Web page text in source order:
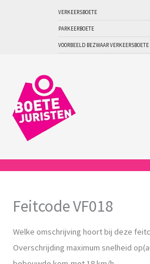
VERKEERSBOETE
PARKEERBOETE
VOORBEELD BEZWAAR VERKEERSBOETE
Feitcode VF018
Welke omschrijving hoort bij deze
Overschrijding maximum snelheid